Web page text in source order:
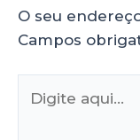
O seu
Campos